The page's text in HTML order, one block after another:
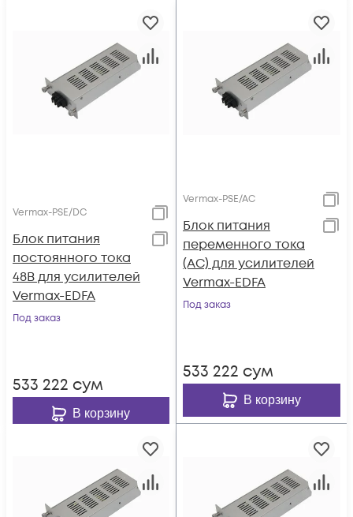
Vermax-PSE/DC
Блок питания
постоянного тока
48В для усилителей
Vermax-EDFA
Под заказ
533 222 сум
В корзину
Vermax-PSE/AC
Блок питания
переменного тока
(AC) для усилителей
Vermax-EDFA
Под заказ
533 222 сум
В корзину